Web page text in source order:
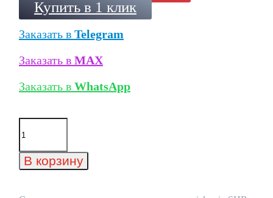
Купить в 1 клик
Заказать в Telegram
Заказать в MAX
Заказать в WhatsApp
Количество
товара
декоративная
штукатурка
В корзину